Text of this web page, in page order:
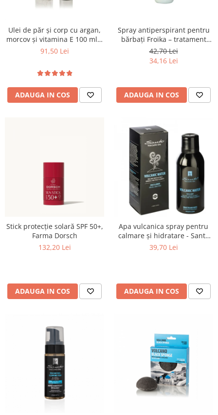
Ulei de păr și corp cu argan,
morcov și vitamina E 100 ml –
Santo Volcano Spa
91,50 Lei
ADAUGA IN COS
Spray antiperspirant pentru
bărbați Froika – tratament
pentru hiperhidroză și
bromhidroză
42,70 Lei
34,16 Lei
ADAUGA IN COS
Stick protecție solară SPF 50+,
Farma Dorsch
132,20 Lei
ADAUGA IN COS
Apa vulcanica spray pentru
calmare și hidratare - Santo
Volcano Spa
39,70 Lei
ADAUGA IN COS